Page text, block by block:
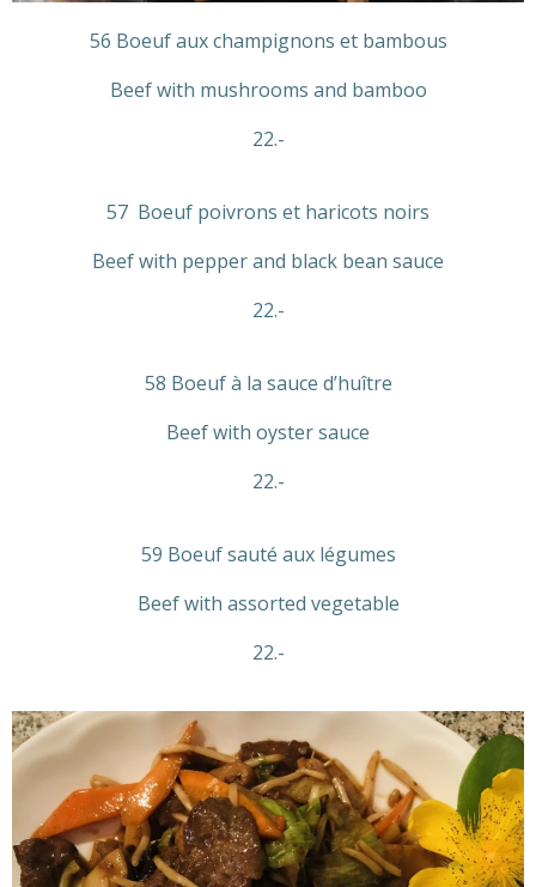
56 Boeuf aux champignons et bambous
Beef with mushrooms and bamboo
22.-
57 Boeuf poivrons et haricots noirs
Beef with pepper and black bean sauce
22.-
58 Boeuf à la sauce d’huître
Beef with oyster sauce
22.-
59 Boeuf sauté aux légumes
Beef with assorted vegetable
22.-